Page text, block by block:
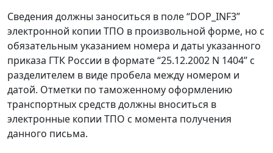
Сведения должны заноситься в поле “DOP_INF3”
электронной копии ТПО в произвольной форме, но с
обязательным указанием номера и даты указанного
приказа ГТК России в формате “25.12.2002 N 1404” с
разделителем в виде пробела между номером и
датой. Отметки по таможенному оформлению
транспортных средств должны вноситься в
электронные копии ТПО с момента получения
данного письма.